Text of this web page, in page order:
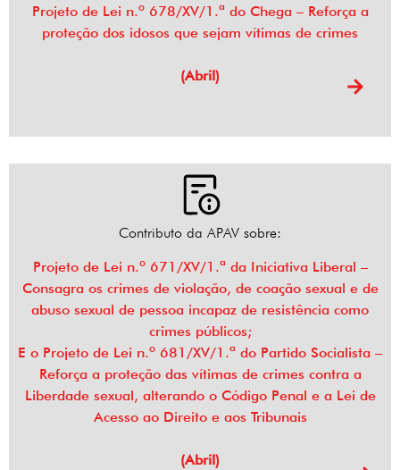
Projeto de Lei n.º 678/XV/1.ª do Chega – Reforça a
proteção dos idosos que sejam vítimas de crimes
(Abril)
Contributo da APAV sobre:
Projeto de Lei n.º 671/XV/1.ª da Iniciativa Liberal –
Consagra os crimes de violação, de coação sexual e de
abuso sexual de pessoa incapaz de resistência como
crimes públicos;
E o Projeto de Lei n.º 681/XV/1.ª do Partido Socialista –
Reforça a proteção das vítimas de crimes contra a
Liberdade sexual, alterando o Código Penal e a Lei de
Acesso ao Direito e aos Tribunais
(Abril)